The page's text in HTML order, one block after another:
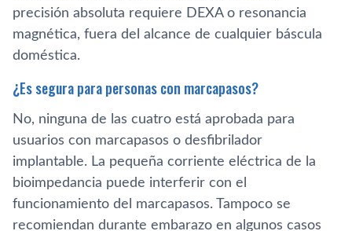
precisión absoluta requiere DEXA o resonancia
magnética, fuera del alcance de cualquier báscula
doméstica.
¿Es segura para personas con marcapasos?
No, ninguna de las cuatro está aprobada para
usuarios con marcapasos o desfibrilador
implantable. La pequeña corriente eléctrica de la
bioimpedancia puede interferir con el
funcionamiento del marcapasos. Tampoco se
recomiendan durante embarazo en algunos casos